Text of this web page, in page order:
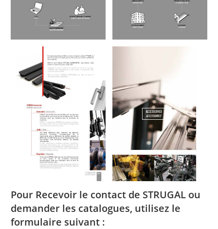
Pour Recevoir le contact de STRUGAL ou
demander les catalogues, utilisez le
formulaire suivant :